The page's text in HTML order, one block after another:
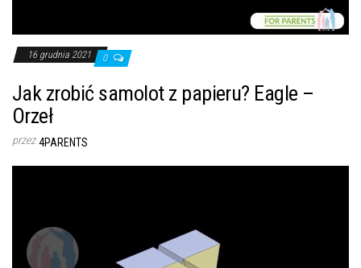
16 grudnia 2021 0
Jak zrobić samolot z papieru? Eagle –
Orzeł
przez 4PARENTS